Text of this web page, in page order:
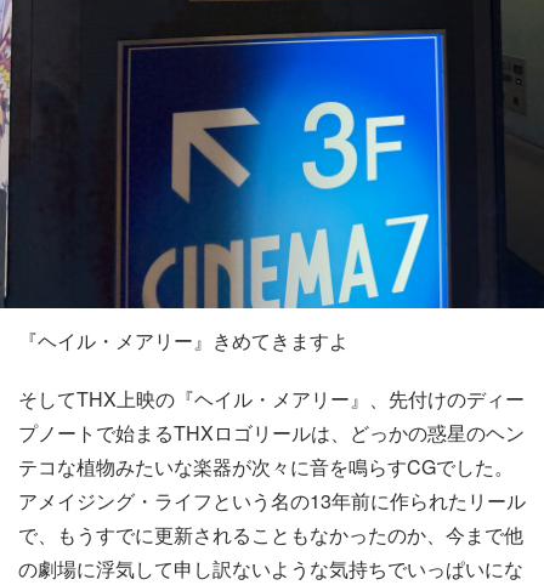
『ヘイル・メアリー』きめてきますよ
そしてTHX上映の『ヘイル・メアリー』、先付けのディー
プノートで始まるTHXロゴリールは、どっかの惑星のヘン
テコな植物みたいな楽器が次々に音を鳴らすCGでした。
アメイジング・ライフという名の13年前に作られたリール
で、もうすでに更新されることもなかったのか、今まで他
の劇場に浮気して申し訳ないような気持ちでいっぱいにな